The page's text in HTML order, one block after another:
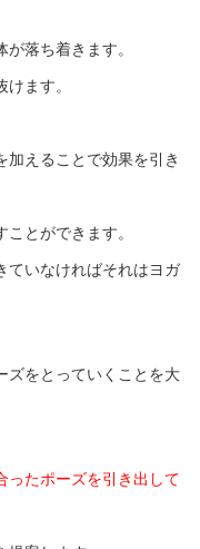
落ち着きます。
ます。
えることで効果を引き
とができます。
ていなければそれはヨガ
ズをとっていくことを大
ったポーズを引き出して